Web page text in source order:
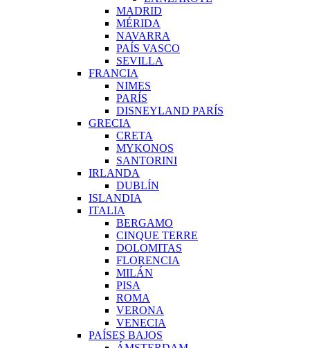
MADRID
MÉRIDA
NAVARRA
PAÍS VASCO
SEVILLA
FRANCIA
NIMES
PARÍS
DISNEYLAND PARÍS
GRECIA
CRETA
MYKONOS
SANTORINI
IRLANDA
DUBLÍN
ISLANDIA
ITALIA
BERGAMO
CINQUE TERRE
DOLOMITAS
FLORENCIA
MILÁN
PISA
ROMA
VERONA
VENECIA
PAÍSES BAJOS